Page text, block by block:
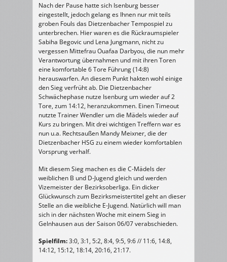
Nach der Pause hatte sich Isenburg besser
eingestellt, jedoch gelang es Ihnen nur mit teils
groben Fouls das Dietzenbacher Tempospiel zu
unterbrechen. Hier waren es die Rückraumspieler
Sabiha Begovic und Lena Jungmann, nicht zu
vergessen Mittefrau Ouafaa Darbyou, die nun mehr
Verantwortung übernahmen und mit ihren Toren
eine komfortable 6 Tore Führung (14:8)
herauswarfen. An diesem Punkt hakten wohl einige
den Sieg verfrüht ab. Die Dietzenbacher
Schwächephase nutze Isenburg um wieder auf 2
Tore, zum 14:12, heranzukommen. Einen Timeout
nutzte Trainer Wendler um die Mädels wieder auf
Kurs zu bringen. Mit drei wichtigen Treffern war es
nun u.a. Rechtsaußen Mandy Meixner, die der
Dietzenbacher HSG zu einem wieder komfortablen
Vorsprung verhalf.
Mit diesem Sieg machen es die C-Mädels der
weiblichen B und D-Jugend gleich und werden
Vizemeister der Bezirksoberliga. Ein dicker
Glückwunsch zum Bezirksmeistertitel geht an dieser
Stelle an die weibliche E-Jugend. Natürlich will man
sich in der nächsten Woche mit einem Sieg in
Gelnhausen aus der Saison 06/07 verabschieden.
Spielfilm:3:0, 3:1, 5:2, 8:4, 9:5, 9:6 // 11:6, 14:8,
14:12, 15:12, 18:14, 20:16, 21:17.